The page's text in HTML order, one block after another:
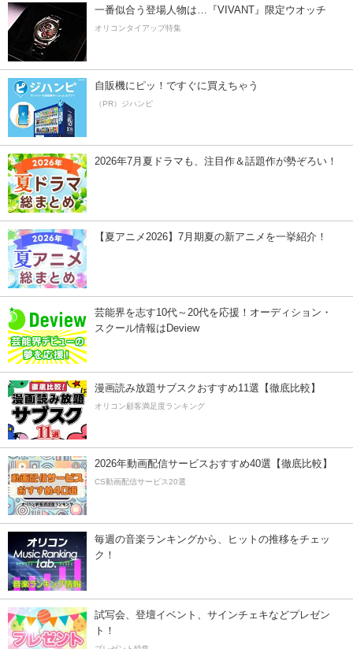
一番似合う登場人物は…『VIVANT』限定ウオッチ
オリコンタイアップ特集
自販機にピッ！ですぐに買えちゃう
（PR）ジハンピ
2026年7月夏ドラマも、注目作＆話題作が勢ぞろい！
【夏アニメ2026】7月期夏の新アニメを一挙紹介！
芸能界を志す10代～20代を応援！オーディション・
スクール情報はDeview
漫画読み放題サブスクおすすめ11選【徹底比較】
オリコン顧客満足度ランキング
2026年動画配信サービスおすすめ40選【徹底比較】
CS動画配信サービス20選
毎週の音楽ランキングから、ヒットの推移をチェッ
ク！
試写会、登壇イベント、サインチェキなどプレゼン
ト！